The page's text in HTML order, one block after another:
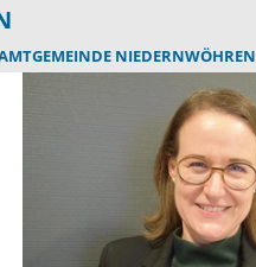
NIEDERNWÖHREN